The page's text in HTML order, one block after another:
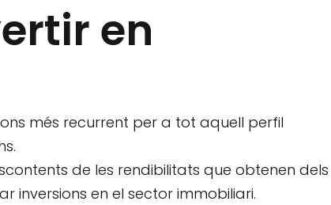
en
més recurrent per a tot aquell perfil
de les rendibilitats que obtenen dels
inversions en el sector immobiliari.